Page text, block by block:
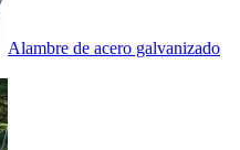
Alambre de acero galvanizado